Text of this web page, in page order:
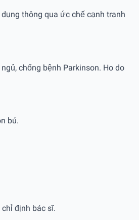
thông qua ức chế cạnh tranh
chống bệnh Parkinson. Ho do
bú.
định bác sĩ.